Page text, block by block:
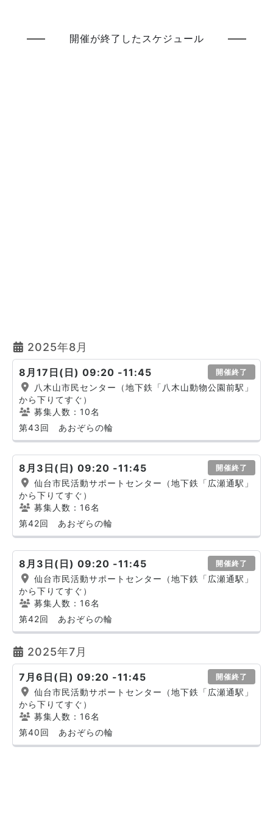
開催が終了したスケジュール
2025年8月
8月17日(日) 09:20 -11:45 開催終了
八木山市民センター（地下鉄「八木山動物公園前駅」
から下りてすぐ）
募集人数：10名
第43回 あおぞらの輪
8月3日(日) 09:20 -11:45 開催終了
仙台市民活動サポートセンター（地下鉄「広瀬通駅」
から下りてすぐ）
募集人数：16名
第42回 あおぞらの輪
8月3日(日) 09:20 -11:45 開催終了
仙台市民活動サポートセンター（地下鉄「広瀬通駅」
から下りてすぐ）
募集人数：16名
第42回 あおぞらの輪
2025年7月
7月6日(日) 09:20 -11:45 開催終了
仙台市民活動サポートセンター（地下鉄「広瀬通駅」
から下りてすぐ）
募集人数：16名
第40回 あおぞらの輪